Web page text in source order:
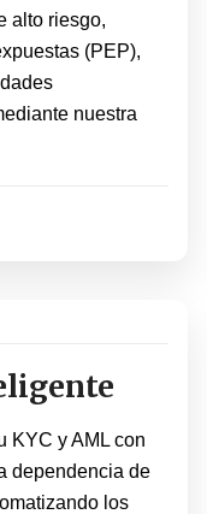
alto riesgo,
(PEP),
nuestra
KYC y AML con
dependencia de
los